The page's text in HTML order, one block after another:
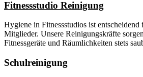
Fitnessstudio Reinigung
Hygiene in Fitnessstudios ist
Mitglieder. Unsere Reinigungskräfte
Fitnessgeräte und Räumlichkeiten stets
Schulreinigung